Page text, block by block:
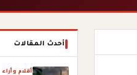
أحدث المقالات
أقلام وأراء